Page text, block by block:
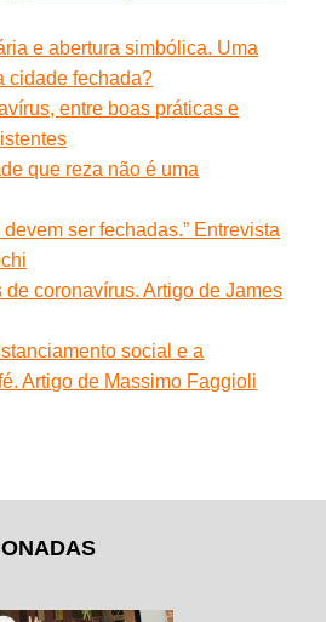
e abertura simbólica. Uma
cidade fechada?
entre boas práticas e
que reza não é uma
ser fechadas.” Entrevista
de coronavírus. Artigo de James
social e a
Artigo de Massimo Faggioli